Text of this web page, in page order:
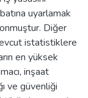
uyarlamak
Diğer
istatistiklere
en yüksek
inşaat
ve güvenliği